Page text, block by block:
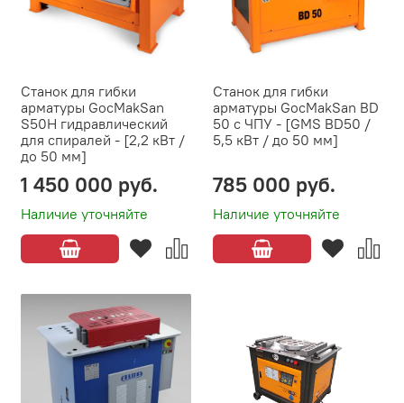
Станок для гибки
арматуры GocMakSan
S50H гидравлический
для спиралей - [2,2 кВт /
до 50 мм]
Наличие уточняйте
1 450 000 руб.
Станок для гибки
арматуры GocMakSan BD
50 с ЧПУ - [GMS BD50 /
5,5 кВт / до 50 мм]
Наличие уточняйте
785 000 руб.